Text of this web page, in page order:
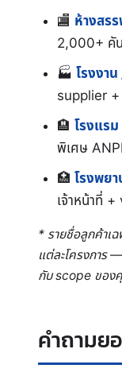
ห้างสร
2,000+ คั
โรงงา
supplier
โรงแร
พิเศษ
โรงพย
เจ้าหน้าที่
* รายชื่อลูกค้าเฉ
แต่ละโครงการ
กับ scope ของ
คำถามย